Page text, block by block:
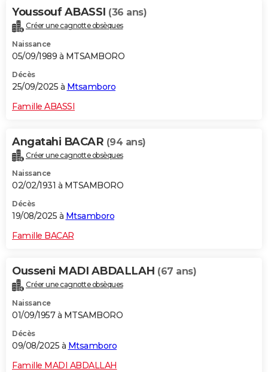
Youssouf ABASSI (36 ans)
Créer une cagnotte obsèques
Naissance
05/09/1989 à MTSAMBORO
Décès
25/09/2025 à Mtsamboro
Famille ABASSI
Angatahi BACAR (94 ans)
Créer une cagnotte obsèques
Naissance
02/02/1931 à MTSAMBORO
Décès
19/08/2025 à Mtsamboro
Famille BACAR
Ousseni MADI ABDALLAH (67 ans)
Créer une cagnotte obsèques
Naissance
01/09/1957 à MTSAMBORO
Décès
09/08/2025 à Mtsamboro
Famille MADI ABDALLAH